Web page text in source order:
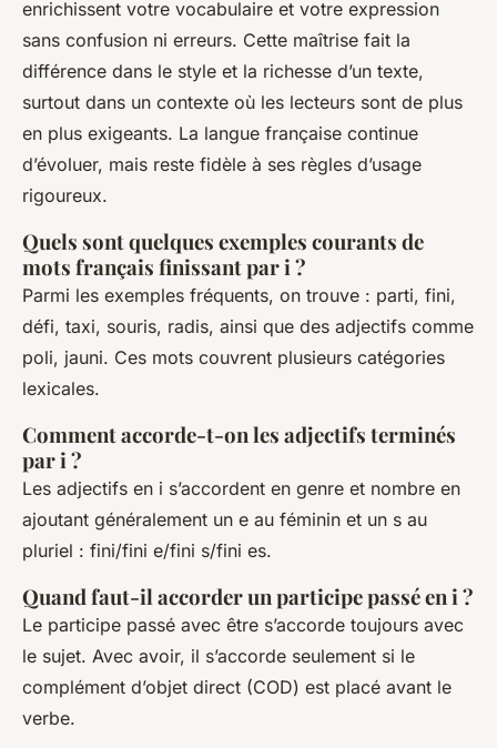
enrichissent votre vocabulaire et votre expression
sans confusion ni erreurs. Cette maîtrise fait la
différence dans le style et la richesse d’un texte,
surtout dans un contexte où les lecteurs sont de plus
en plus exigeants. La langue française continue
d’évoluer, mais reste fidèle à ses règles d’usage
rigoureux.
Quels sont quelques exemples courants de
mots français finissant par i ?
Parmi les exemples fréquents, on trouve : parti, fini,
défi, taxi, souris, radis, ainsi que des adjectifs comme
poli, jauni. Ces mots couvrent plusieurs catégories
lexicales.
Comment accorde-t-on les adjectifs terminés
par i ?
Les adjectifs en i s’accordent en genre et nombre en
ajoutant généralement un e au féminin et un s au
pluriel : fini/fini e/fini s/fini es.
Quand faut-il accorder un participe passé en i ?
Le participe passé avec être s’accorde toujours avec
le sujet. Avec avoir, il s’accorde seulement si le
complément d’objet direct (COD) est placé avant le
verbe.